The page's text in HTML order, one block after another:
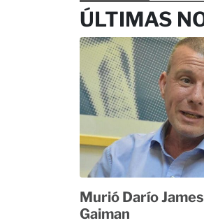
ÚLTIMAS
Murió Darío
Gaiman